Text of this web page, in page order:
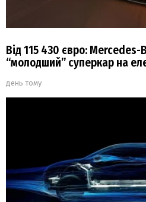
Від 115 430 євро: Mercedes-
“молодший” суперкар на
день тому